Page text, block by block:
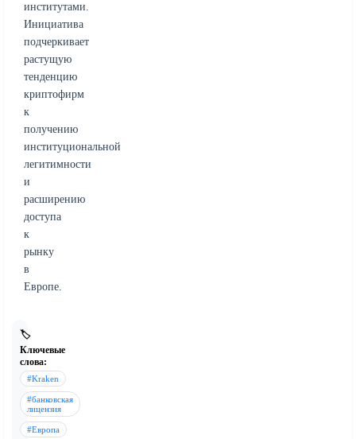
институтами.
Инициатива
подчеркивает
растущую
тенденцию
криптофирм
к
получению
институциональной
легитимности
и
расширению
доступа
к
рынку
в
Европе.
🏷️
Ключевые
слова:
#Kraken
#банковская
лицензия
#Европа